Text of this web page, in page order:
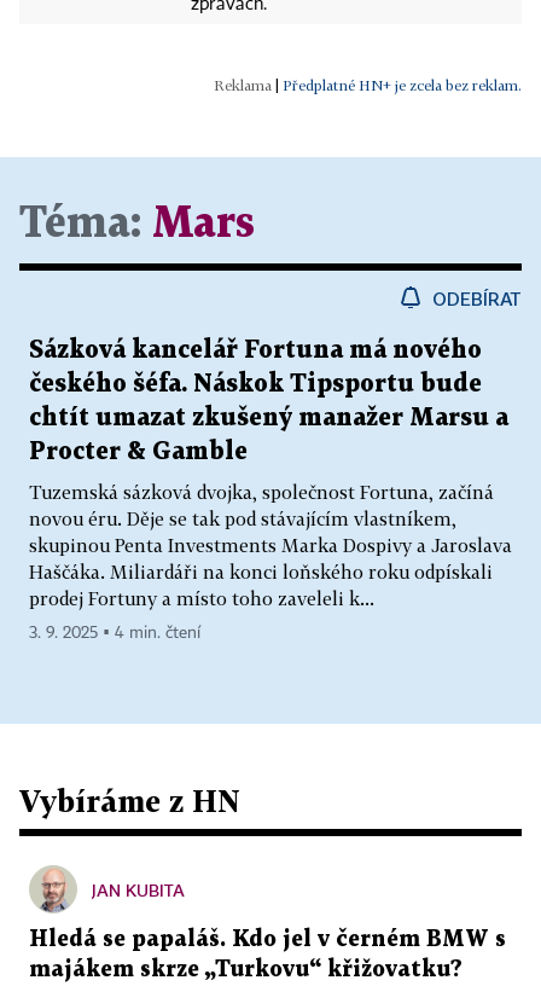
zprávách.
Předplatné HN+ je zcela bez reklam.
Téma: Mars
ODEBÍRAT
Sázková kancelář Fortuna má nového
českého šéfa. Náskok Tipsportu bude
chtít umazat zkušený manažer Marsu a
Procter & Gamble
Tuzemská sázková dvojka, společnost Fortuna, začíná
novou éru. Děje se tak pod stávajícím vlastníkem,
skupinou Penta Investments Marka Dospivy a Jaroslava
Haščáka. Miliardáři na konci loňského roku odpískali
prodej Fortuny a místo toho zaveleli k...
3. 9. 2025 ▪ 4 min. čtení
Vybíráme z HN
JAN KUBITA
Hledá se papaláš. Kdo jel v černém BMW s
majákem skrze „Turkovu“ křižovatku?